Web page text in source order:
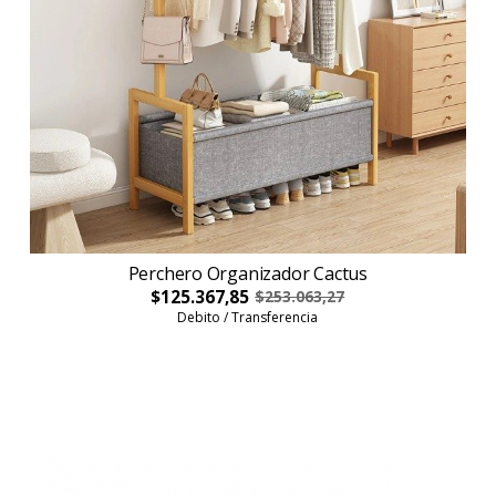
Perchero Organizador Cactus
$125.367,85 $253.063,27
Debito / Transferencia